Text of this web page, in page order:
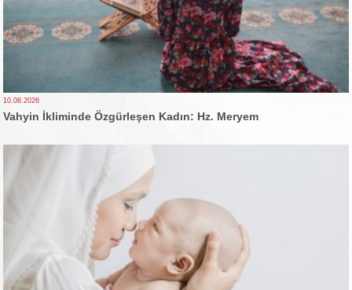
10.08.2026
Vahyin İkliminde Özgürleşen Kadın: Hz. Meryem